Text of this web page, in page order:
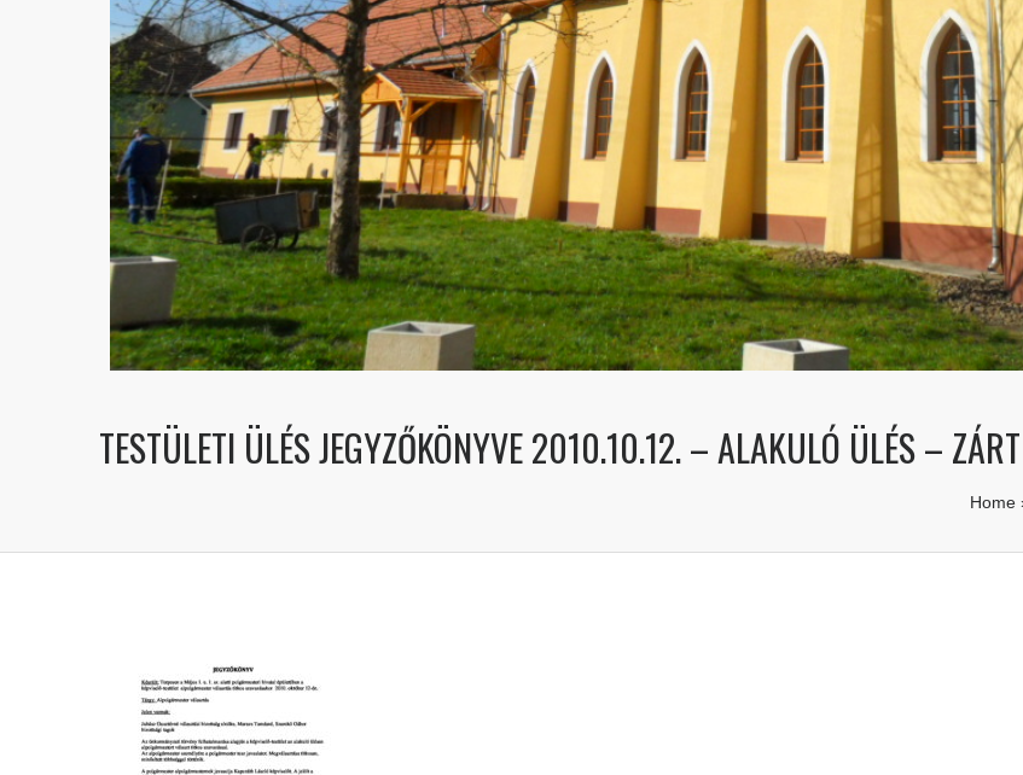
TESTÜLETI ÜLÉS JEGYZŐKÖNYVE 2010.10.12. – ALAKULÓ ÜLÉS –
Home